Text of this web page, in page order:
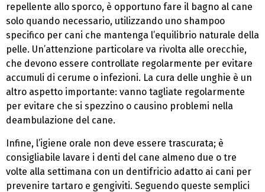
repellente allo sporco, è opportuno fare il bagno al cane
solo quando necessario, utilizzando uno shampoo
specifico per cani che mantenga l’equilibrio naturale della
pelle. Un’attenzione particolare va rivolta alle orecchie,
che devono essere controllate regolarmente per evitare
accumuli di cerume o infezioni. La cura delle unghie è un
altro aspetto importante: vanno tagliate regolarmente
per evitare che si spezzino o causino problemi nella
deambulazione del cane.
Infine, l’igiene orale non deve essere trascurata; è
consigliabile lavare i denti del cane almeno due o tre
volte alla settimana con un dentifricio adatto ai cani per
prevenire tartaro e gengiviti. Seguendo queste semplici